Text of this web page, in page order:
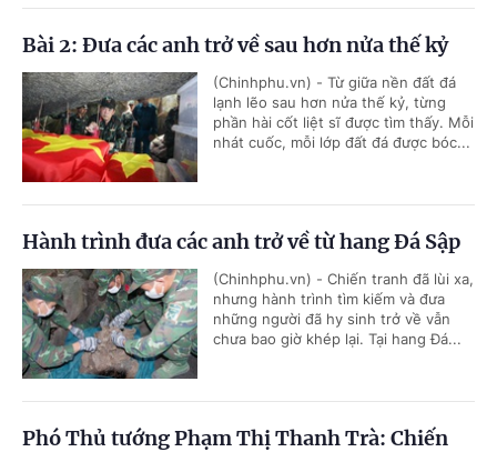
Bài 2: Đưa các anh trở về sau hơn nửa thế kỷ
(Chinhphu.vn) - Từ giữa nền đất đá
lạnh lẽo sau hơn nửa thế kỷ, từng
phần hài cốt liệt sĩ được tìm thấy. Mỗi
nhát cuốc, mỗi lớp đất đá được bóc...
Hành trình đưa các anh trở về từ hang Đá Sập
(Chinhphu.vn) - Chiến tranh đã lùi xa,
nhưng hành trình tìm kiếm và đưa
những người đã hy sinh trở về vẫn
chưa bao giờ khép lại. Tại hang Đá...
Phó Thủ tướng Phạm Thị Thanh Trà: Chiến